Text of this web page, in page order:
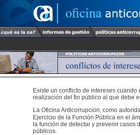
Existe un conflicto de intereses
realización del fin público al que debe
La Oficina Anticorrupción, como
Ejercicio de la Función Pública en el
la función de detectar y prevenir casos
públicos.